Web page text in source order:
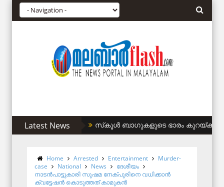
Latest News സിഎഎ അനുകൂലികള്‍ക്ക് കുടിവെള്ളം
Home Arrested Entertainment
Murder-
case
National News
ദേശീയം
നാടൻപാട്ടുകാരി സുഷമ നേക്പുരിനെ വധിക്കാൻ
ക്വട്ടേഷൻ കൊടുത്തത് കാമുകൻ